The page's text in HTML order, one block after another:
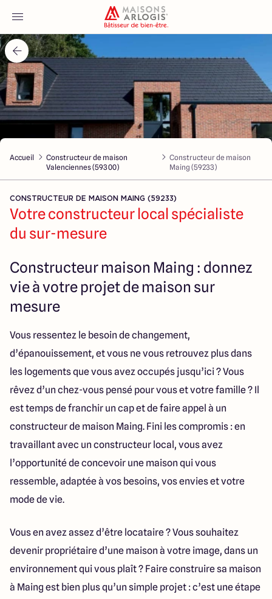
Accueil
Nos maisons
Nos annonces
Votre projet
Qui sommes-nous
Maisons ARLOGIS Nord
Lille - Villeneuve d'Ascq
03 66 72 64 60
Valenciennes - Marly 03 27 45 60 30
4.4 4.8
Accueil
Constructeur de maison
Valenciennes (59300)
Constructeur de maison
Maing (59233)
CONSTRUCTEUR DE MAISON MAING (59233)
Votre constructeur local spécialiste
du sur-mesure
Constructeur maison Maing : donnez
vie à votre projet de maison sur
mesure
Vous ressentez le besoin de changement,
d’épanouissement, et vous ne vous retrouvez plus dans
les logements que vous avez occupés jusqu’ici ? Vous
rêvez d’un chez-vous pensé pour vous et votre famille ? Il
est temps de franchir un cap et de faire appel à un
constructeur de maison Maing. Fini les compromis : en
travaillant avec un constructeur local, vous avez
l’opportunité de concevoir une maison qui vous
ressemble, adaptée à vos besoins, vos envies et votre
mode de vie.
Vous en avez assez d’être locataire ? Vous souhaitez
devenir propriétaire d’une maison à votre image, dans un
environnement qui vous plaît ? Faire construire sa maison
à Maing est bien plus qu’un simple projet : c’est une étape